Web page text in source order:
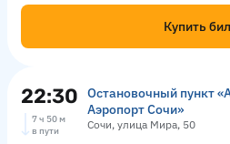
Купить
22:30
Остановочный пункт
Аэропорт Сочи»
Сочи, улица Мира, 50
7 ч 50 м
в пути